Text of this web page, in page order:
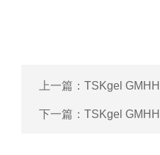
上一篇： TSKgel
下一篇： TSKgel